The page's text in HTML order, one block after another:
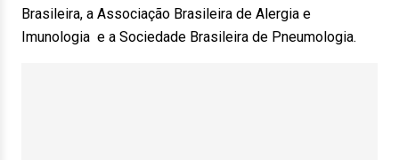
Brasileira, a Associação Brasileira de Alergia e
Imunologia e a Sociedade Brasileira de Pneumologia.